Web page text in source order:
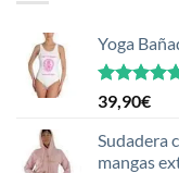
Yoga
Valorado
con
de 5
39,90€
Sudadera
mangas